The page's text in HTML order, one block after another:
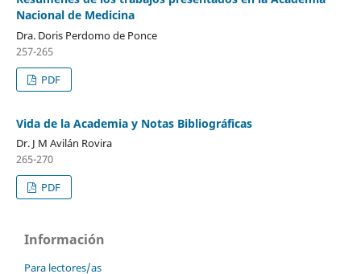
Nacional de Medicina
Dra. Doris Perdomo de Ponce
257-265
PDF
Vida de la Academia y Notas Bibliográficas
Dr. J M Avilán Rovira
265-270
PDF
Información
Para lectores/as